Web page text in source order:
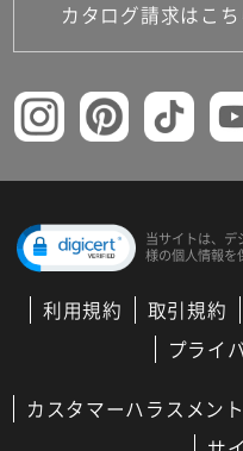
カタログ請求はこち
当サイトは、デ
様の個人情報を
利用規約 取引規約
プライ
カスタマーハラスメン